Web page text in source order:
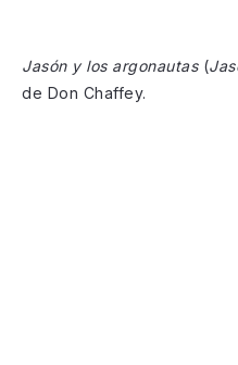
Jasón y los argonautas(
de Don Chaffey.